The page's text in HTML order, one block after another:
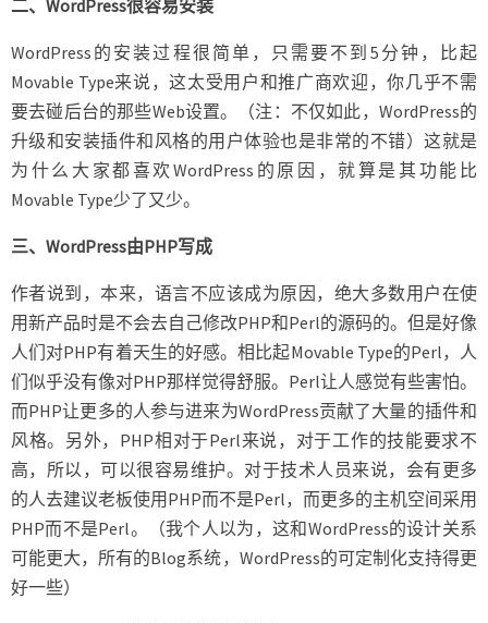
二、WordPress很容易安装
WordPress的安装过程很简单，只需要不到5分钟，比起
Movable Type来说，这太受用户和推广商欢迎，你几乎不需
要去碰后台的那些Web设置。（注：不仅如此，WordPress的
升级和安装插件和风格的用户体验也是非常的不错）这就是
为什么大家都喜欢WordPress的原因，就算是其功能比
Movable Type少了又少。
三、WordPress由PHP写成
作者说到，本来，语言不应该成为原因，绝大多数用户在使
用新产品时是不会去自己修改PHP和Perl的源码的。但是好像
人们对PHP有着天生的好感。相比起Movable Type的Perl，人
们似乎没有像对PHP那样觉得舒服。Perl让人感觉有些害怕。
而PHP让更多的人参与进来为WordPress贡献了大量的插件和
风格。另外，PHP相对于Perl来说，对于工作的技能要求不
高，所以，可以很容易维护。对于技术人员来说，会有更多
的人去建议老板使用PHP而不是Perl，而更多的主机空间采用
PHP而不是Perl。（我个人以为，这和WordPress的设计关系
可能更大，所有的Blog系统，WordPress的可定制化支持得更
好一些）